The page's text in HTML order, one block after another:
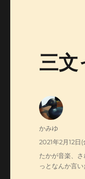
三文
投
稿
かみゆ
投
稿
2021年2月12日(
カ
テ
たかが音楽、
っとなんか言